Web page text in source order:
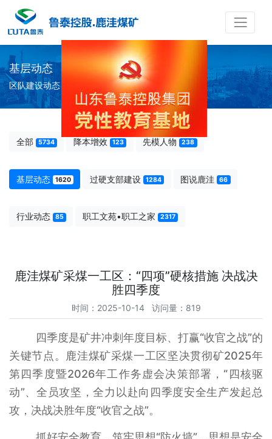
基层动态
区队建设动态
全部 5734 降本增效 123 先模人物 238
基层动态 1620 过硬支部建设 1284 图说鹿洼 66
行业动态 85 职工文苑•职工之家 2317
鹿洼煤矿采煤一工区：“四项”硬核措施 决战决
胜四季度
时间：2025-10-14 访问量：819
四季度是矿井冲刺年度目标、打赢“收官之战”的
关键节点。鹿洼煤矿采煤一工区坚决贯彻矿2025年
第四季度暨2026年工作务虚会决策部署，“四核驱
动”、全员攻坚，全力以赴向四季度安全生产发起总
攻，决战决胜年度“收官之战”。